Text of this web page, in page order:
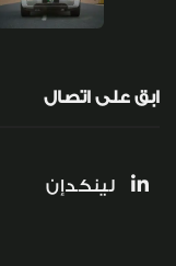
ابق على اتصال
لينكدإن